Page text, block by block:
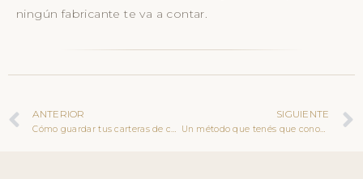
ningún fabricante te va a contar.
ANTERIOR
Cómo guardar tus carteras de cuero para que duren más tiempo, la lección de un tintorero chino y lo que jamás debes hacer
SIGUIENTE
Un método que tenés que conocer, para evitar que te asalten en la puerta de tu casa, usando un detalle de tu cartera de cuero